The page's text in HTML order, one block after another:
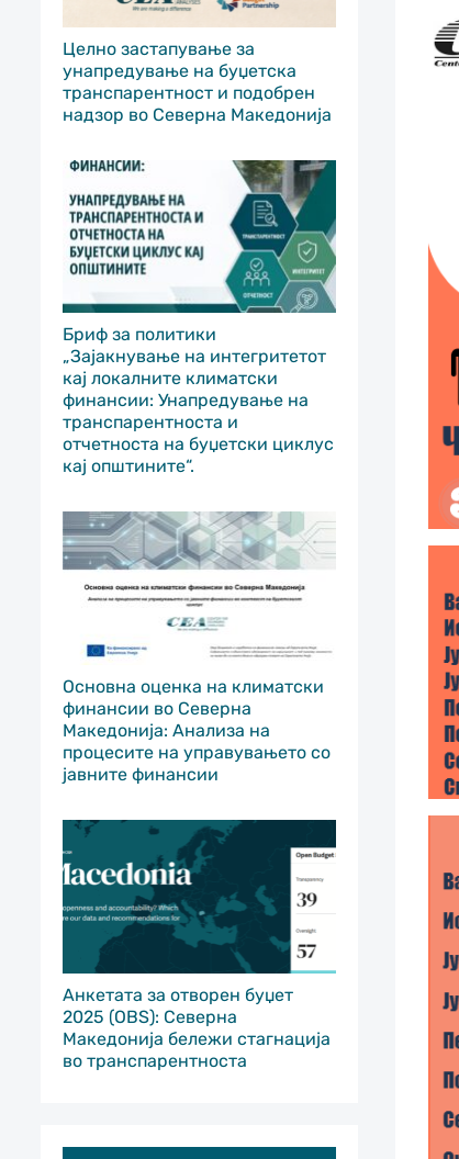
Целно застапување за
унапредување на буџетска
транспарентност и подобрен
надзор во Северна Македонија
Бриф за политики
„Зајакнување на интегритетот
кај локалните климатски
финансии: Унапредување на
транспарентноста и
отчетноста на буџетски циклус
кај општините“.
Основна оценка на климатски
финансии во Северна
Македонија: Анализа на
процесите на управувањето со
јавните финансии
Анкетата за отворен буџет
2025 (OBS): Северна
Македонија бележи стагнација
во транспарентноста